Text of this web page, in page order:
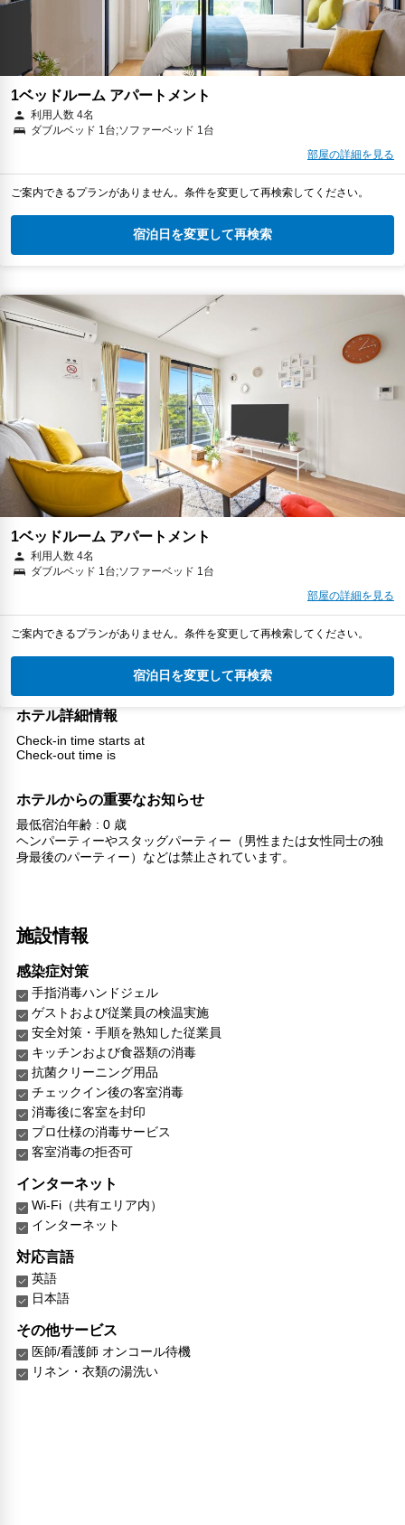
1ベッドルーム アパートメント
利用人数 4名
ダブルベッド 1台;ソファーベッド 1台
部屋の詳細を見る
ご案内できるプランがありません。条件を変更して再検索してください。
宿泊日を変更して再検索
1ベッドルーム アパートメント
利用人数 4名
ダブルベッド 1台;ソファーベッド 1台
部屋の詳細を見る
ご案内できるプランがありません。条件を変更して再検索してください。
宿泊日を変更して再検索
ホテル詳細情報
Check-in time starts at
Check-out time is
ホテルからの重要なお知らせ
最低宿泊年齢 : 0 歳
ヘンパーティーやスタッグパーティー（男性または女性同士の独
身最後のパーティー）などは禁止されています。
施設情報
感染症対策
手指消毒ハンドジェル
ゲストおよび従業員の検温実施
安全対策・手順を熟知した従業員
キッチンおよび食器類の消毒
抗菌クリーニング用品
チェックイン後の客室消毒
消毒後に客室を封印
プロ仕様の消毒サービス
客室消毒の拒否可
インターネット
Wi-Fi（共有エリア内）
インターネット
対応言語
英語
日本語
その他サービス
医師/看護師 オンコール待機
リネン・衣類の湯洗い